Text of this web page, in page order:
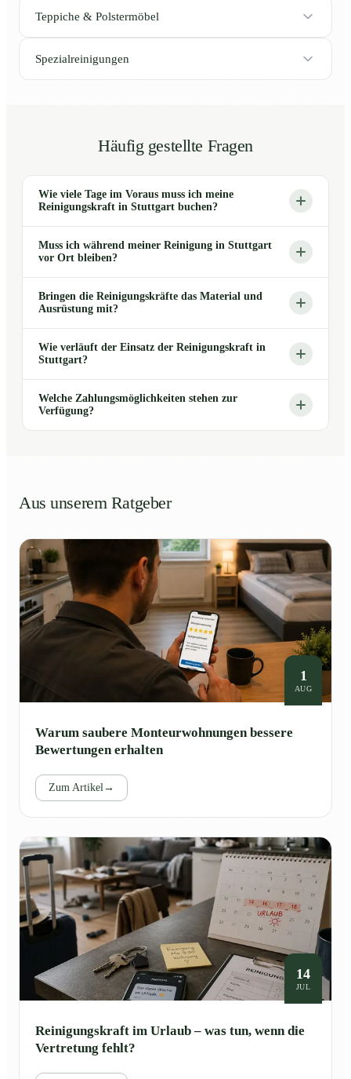
Teppiche & Polstermöbel
Spezialreinigungen
Häufig gestellte Fragen
Wie viele Tage im Voraus muss ich meine
Reinigungskraft in Stuttgart buchen?
Muss ich während meiner Reinigung in Stuttgart
vor Ort bleiben?
Bringen die Reinigungskräfte das Material und
Ausrüstung mit?
Wie verläuft der Einsatz der Reinigungskraft in
Stuttgart?
Welche Zahlungsmöglichkeiten stehen zur
Verfügung?
Aus unserem Ratgeber
1
AUG
Warum saubere Monteurwohnungen bessere
Bewertungen erhalten
Zum Artikel→
14
JUL
Reinigungskraft im Urlaub – was tun, wenn die
Vertretung fehlt?